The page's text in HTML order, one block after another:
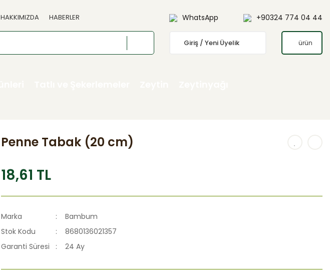
HAKKIMIZDA HABERLER WhatsApp +90324 774 04 44
Giriş / Yeni Üyelik ürün
Penne Tabak (20 cm)
18,61 TL
Marka
Bambum
Stok Kodu
8680136021357
Garanti Süresi
24 Ay